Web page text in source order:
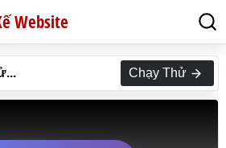
Website
Chạy Thử